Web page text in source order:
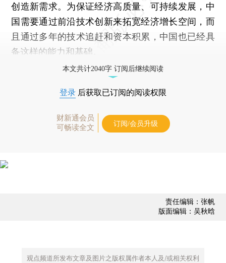
创造新需求。为保证经济高质量、可持续发展，中
国需要通过前沿技术创新来拓宽经济增长空间，而
且通过多年的技术追赶和资本积累，中国也已经具
备这样的能力和基础。
本文共计2040字 订阅后继续阅读
登录 后获取已订阅的阅读权限
财新通会员
可畅读全文
订阅/会员升级
责任编辑：张帆
版面编辑：吴秋晗
观点频道所发布文章及图片之版权属作者本人及/或相关权利